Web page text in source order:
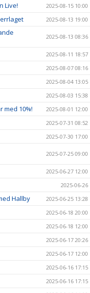
Live! 2025-08-15 10:00
2025-08-13 19:00
2025-08-13 08:36
2025-08-11 18:57
2025-08-07 08:16
2025-08-04 13:05
2025-08-03 15:38
med 10%! 2025-08-01 12:00
2025-07-31 08:52
2025-07-30 17:00
2025-07-25 09:00
2025-06-27 12:00
2025-06-26
Hallby 2025-06-25 13:28
2025-06-18 20:00
2025-06-18 12:00
2025-06-17 20:26
2025-06-17 12:00
2025-06-16 17:15
2025-06-16 17:15